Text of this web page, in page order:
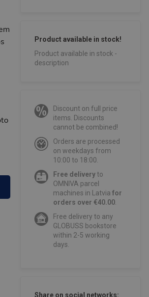
Product available in stock!
Product available in stock -
description
Discount on full price
items. Discounts
cannot be combined!
Orders are processed
on weekdays from
10:00 to 18:00.
Free deliveryto
OMNIVA parcel
machines in Latvia for
orders over €40.00.
Free delivery to any
GLOBUSS bookstore
within 2-5 working
days.
Share on social networks: